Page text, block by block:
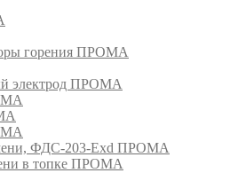
горения ПРОМА
электрод ПРОМА
ФДС-203-Exd ПРОМА
в топке ПРОМА